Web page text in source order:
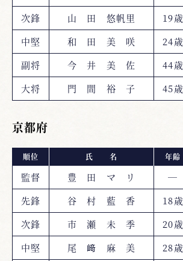
次鋒
山 田 悠帆里 19歳
中堅
和 田 美 咲 24歳
副将
今 井 美 佐 44歳
大将
門 間 裕 子 45歳
京都府
順位 氏 名 年齢
監督 豊 田 マ リ ―
先鋒
谷 村 藍 香 18歳
次鋒
市 瀬 未 季 20歳
中堅
尾 﨑 麻 美 28歳